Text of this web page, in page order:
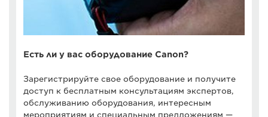
Есть ли у вас оборудование Canon?
Зарегистрируйте свое оборудование и получите
доступ к бесплатным консультациям экспертов,
обслуживанию оборудования, интересным
мероприятиям и специальным предложениям —